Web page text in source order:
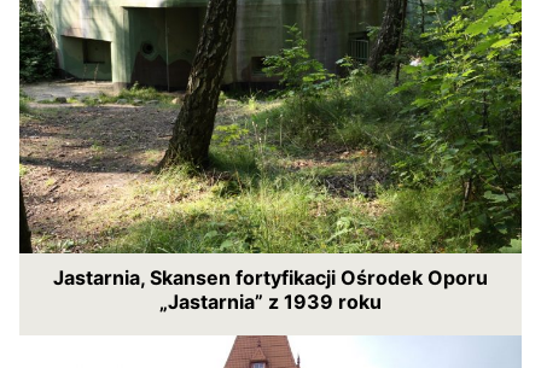
Jastarnia, Skansen fortyfikacji Ośrodek Oporu
„Jastarnia” z 1939 roku